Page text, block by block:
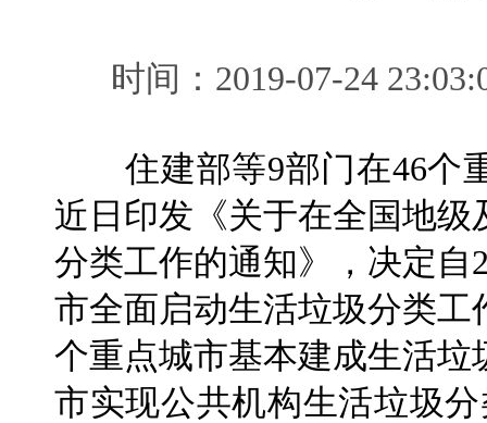
时间：2019-07-24
住建部等9部门在46个
近日印发《关于在全国地
分类工作的通知》，决定自
市全面启动生活垃圾分类工
个重点城市基本建成生活
市实现公共机构生活垃圾